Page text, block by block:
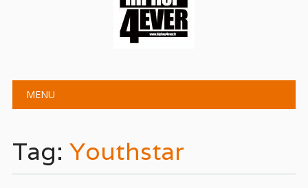
Main menu
MENU
Tag: Youthstar